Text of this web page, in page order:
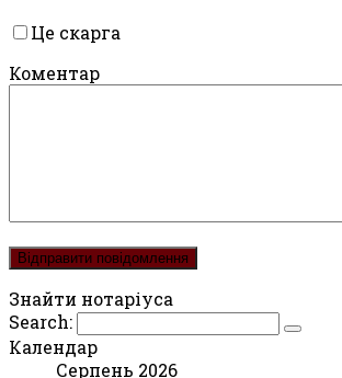
Це скарга
Коментар
Знайти нотаріуса
Search:
Календар
Серпень 2026